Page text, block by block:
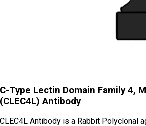
C-Type Lectin Domain Family 4,
(CLEC4L) Antibody
CLEC4L Antibody is a Rabbit Polyclonal